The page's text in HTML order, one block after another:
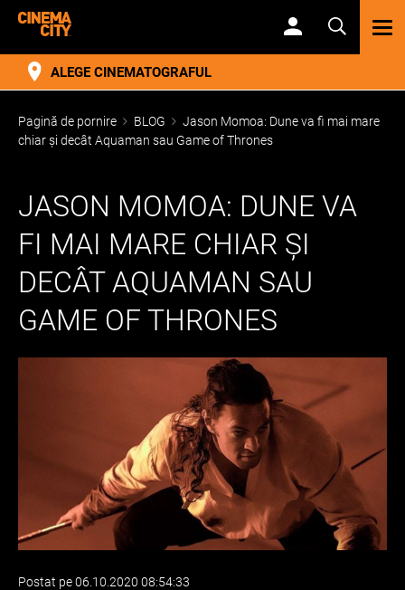
ALEGE CINEMATOGRAFUL
Pagină de pornire BLOG
Jason Momoa: Dune va fi mai mare
chiar și decât Aquaman sau Game of Thrones
JASON MOMOA: DUNE VA
FI MAI MARE CHIAR ȘI
DECÂT AQUAMAN SAU
GAME OF THRONES
Postat pe 06.10.2020 08:54:33